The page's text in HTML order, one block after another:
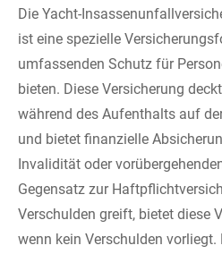
Die Yacht-
ist eine spezielle
umfassenden Schutz für
bieten. Diese Versicherung
während des Aufenthalts auf
und bietet finanzielle
Invalidität oder
Gegensatz zur
Verschulden greift, bietet diese
wenn kein Verschulden vorliegt.